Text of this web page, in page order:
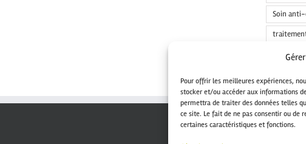
Pour offrir les meilleures expériences,
stocker et/ou accéder aux informations
permettra de traiter des données telles
ce site. Le fait de ne pas consentir ou
certaines caractéristiques et fonctions.
Soin anti-